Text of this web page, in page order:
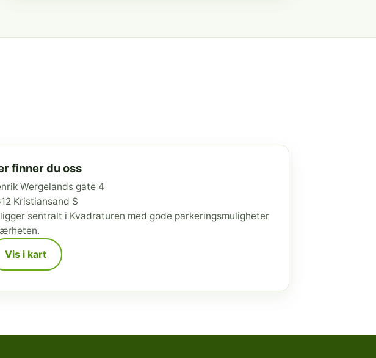
finner du oss
Wergelands gate 4
Kristiansand S
sentralt i Kvadraturen med gode parkeringsmuligheter
Vis i kart